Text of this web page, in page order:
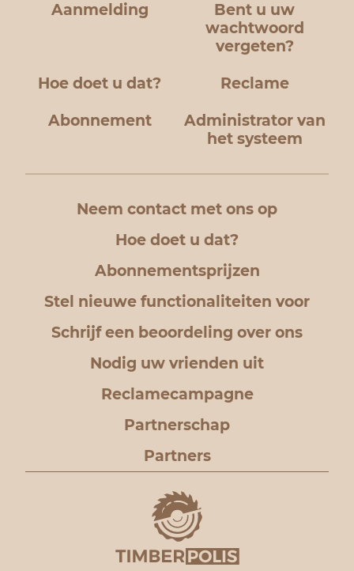
Aanmelding
Bent u uw
wachtwoord
vergeten?
Hoe doet u dat? Reclame
Abonnement
Administrator van
het systeem
Neem contact met ons op
Hoe doet u dat?
Abonnementsprijzen
Stel nieuwe functionaliteiten voor
Schrijf een beoordeling over ons
Nodig uw vrienden uit
Reclamecampagne
Partnerschap
Partners